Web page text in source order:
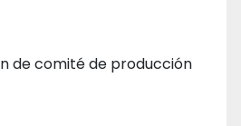
de comité de producción